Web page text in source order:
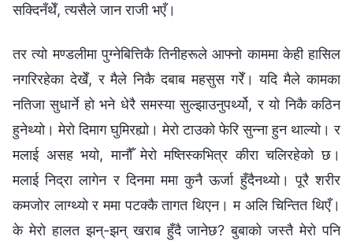
सक्दिनँथेँ, त्यसैले जान राजी भएँ।
तर त्यो मण्डलीमा पुग्नेबित्तिकै तिनीहरूले आफ्नो काममा केही हासिल
नगरिरहेका देखेँ, र मैले निकै दबाब महसुस गरेँ। यदि मैले कामका
नतिजा सुधार्ने हो भने धेरै समस्या सुल्झाउनुपर्थ्यो, र यो निकै कठिन
हुनेथ्यो। मेरो दिमाग घुमिरह्यो। मेरो टाउको फेरि सुन्ना हुन थाल्यो। र
मलाई असह भयो, मानौँ मेरो मष्तिस्कभित्र कीरा चलिरहेको छ।
मलाई निद्रा लागेन र दिनमा ममा कुनै ऊर्जा हुँदैनथ्यो। पूरै शरीर
कमजोर लाग्थ्यो र ममा पटक्कै तागत थिएन। म अलि चिन्तित थिएँ।
के मेरो हालत झन्-झन् खराब हुँदै जानेछ? बुबाको जस्तै मेरो पनि